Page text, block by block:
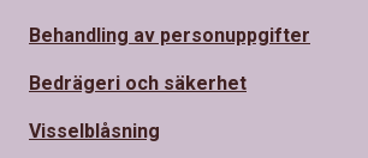
Behandling av personuppgifter
Bedrägeri och säkerhet
Visselblåsning